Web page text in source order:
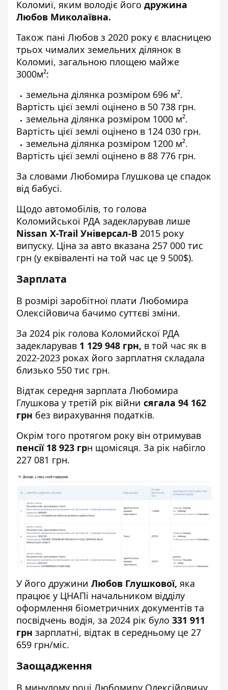
Коломиї, яким володіє його дружина
Любов Миколаївна.
Також пані Любов з 2020 року є власницею
трьох чималих земельних ділянок в
Коломиї, загальною площею майже
3000м²:
земельна ділянка розміром 696 м².
Вартість цієї землі оцінено в 50 738 грн.
земельна ділянка розміром 1000 м².
Вартість цієї землі оцінено в 124 030 грн.
земельна ділянка розміром 1200 м².
Вартість цієї землі оцінено в 88 776 грн.
За словами Любомира Глушкова це спадок
від бабусі.
Щодо автомобілів, то голова
Коломийської РДА задекларував лише
Nissan X-Trail Універсал-В 2015 року
випуску. Ціна за авто вказана 257 000 тис
грн (у еквіваленті на той час це 9 500$).
Зарплата
В розмірі заробітної плати Любомира
Олексійовича бачимо суттєві зміни.
За 2024 рік голова Коломийскої РДА
задекларував 1 129 948 грн, в той час як в
2022-2023 роках його зарплатня складала
близько 550 тис грн.
Відтак середня зарплата Любомира
Глушкова у третій рік війни сягала 94 162
грн без вирахування податків.
Окрім того протягом року він отримував
пенсії 18 923 грн щомісяця. За рік набігло
227 081 грн.
У його дружини Любов Глушкової, яка
працює у ЦНАПі начальником відділу
оформлення біометричних документів та
посвідчень водія, за 2024 рік було 331 911
грн зарплатні, відтак в середньому це 27
659 грн/міс.
Заощадження
В минулому році Любомиру Олексійовичу